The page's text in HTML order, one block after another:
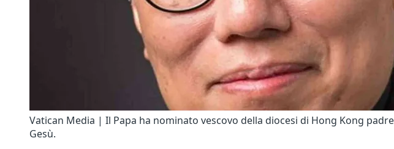
Vatican Media | Il Papa ha nominato vescovo della diocesi di Hong Kong
Gesù.